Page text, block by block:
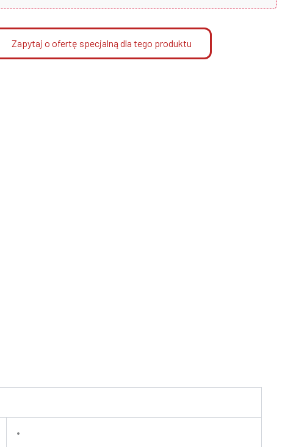
Zapytaj o ofertę specjalną dla tego produktu
•